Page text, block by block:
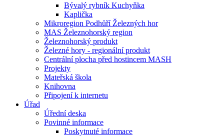
Bývalý rybník Kuchyňka
Kaplička
Mikroregion Podhůří Železných hor
MAS Železnohorský region
Železnohorský produkt
Železné hory - regionální produkt
Centrální plocha před hostincem MASH
Projekty
Mateřská škola
Knihovna
Připojení k internetu
Úřad
Úřední deska
Povinné informace
Poskytnuté informace